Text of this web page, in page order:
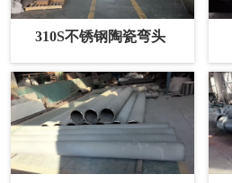
310S不锈钢陶瓷弯头